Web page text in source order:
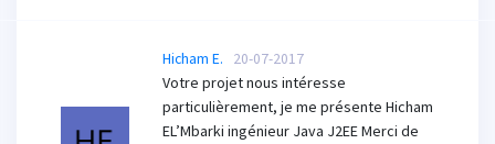
Hicham E. 20-07-2017
Votre projet nous intéresse
particulièrement, je me présente Hicham
EL’Mbarki ingénieur Java J2EE Merci de